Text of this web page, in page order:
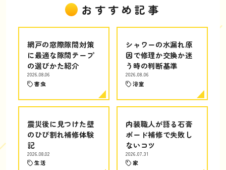
おすすめ記事
網戸の窓際隙間対策
に最適な隙間テープ
の選びかた紹介
2026.08.06
害虫
シャワーの水漏れ原
因で修理か交換か迷
う時の判断基準
2026.08.06
浴室
震災後に見つけた壁
のひび割れ補修体験
記
2026.08.02
生活
内装職人が語る石膏
ボード補修で失敗し
ないコツ
2026.07.31
家